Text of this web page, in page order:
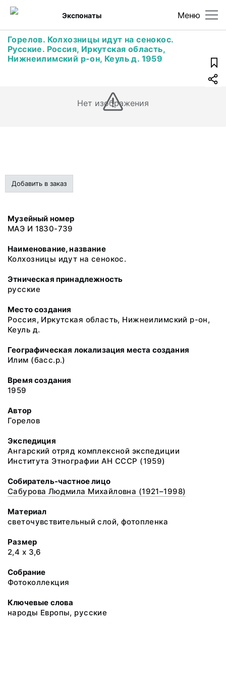
Меню
Экспонаты
Горелов. Колхозницы идут на сенокос.
Русские. Россия, Иркутская область,
Нижнеилимский р-он, Кеуль д. 1959
Нет изображения
Добавить в заказ
Музейный номер
МАЭ И 1830-739
Наименование, название
Колхозницы идут на сенокос.
Этническая принадлежность
русские
Место создания
Россия, Иркутская область, Нижнеилимский р-он,
Кеуль д.
Географическая локализация места создания
Илим (басс.р.)
Время создания
1959
Автор
Горелов
Экспедиция
Ангарский отряд комплексной экспедиции
Института Этнографии АН СССР (1959)
Собиратель-частное лицо
Сабурова Людмила Михайловна (1921–1998)
Материал
светочувствительный слой, фотопленка
Размер
2,4 х 3,6
Собрание
Фотоколлекция
Ключевые слова
народы Европы, русские